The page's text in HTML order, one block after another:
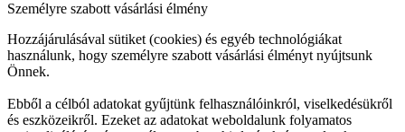
Személyre szabott vásárlási élmény
Hozzájárulásával sütiket (cookies) és egyéb technológiákat
használunk, hogy személyre szabott vásárlási élményt nyújtsunk
Önnek.
Ebből a célból adatokat gyűjtünk felhasználóinkról, viselkedésükről
és eszközeikről. Ezeket az adatokat weboldalunk folyamatos